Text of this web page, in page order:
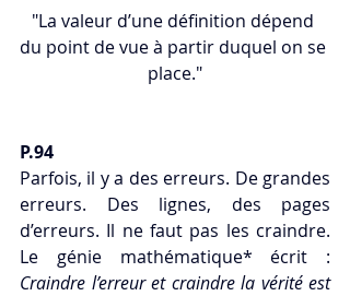
"La valeur d’une définition dépend
du point de vue à partir duquel on se
place."
P.94
Parfois, il y a des erreurs. De grandes
erreurs. Des lignes, des pages
d’erreurs. Il ne faut pas les craindre.
Craindre l’erreur et craindre la vérité est